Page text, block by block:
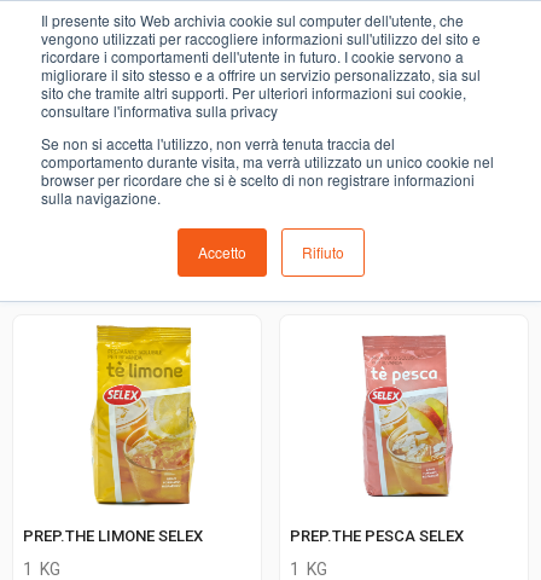
Il presente sito Web archivia cookie sul computer dell'utente, che
vengono utilizzati per raccogliere informazioni sull'utilizzo del sito e
ricordare i comportamenti dell'utente in futuro. I cookie servono a
migliorare il sito stesso e a offrire un servizio personalizzato, sia sul
sito che tramite altri supporti. Per ulteriori informazioni sui cookie,
consultare l'informativa sulla privacy
Se non si accetta l'utilizzo, non verrà tenuta traccia del
comportamento durante visita, ma verrà utilizzato un unico cookie nel
browser per ricordare che si è scelto di non registrare informazioni
sulla navigazione.
Accetto Rifiuto
BEVANDE BIBITE PREPARATI
COMING SOON
gastronomia e del menù settimanale devono essere indicati
nello spazio apposito in sede di checkout
PREP.THE LIMONE SELEX
1 KG
PREP.THE PESCA SELEX
1 KG